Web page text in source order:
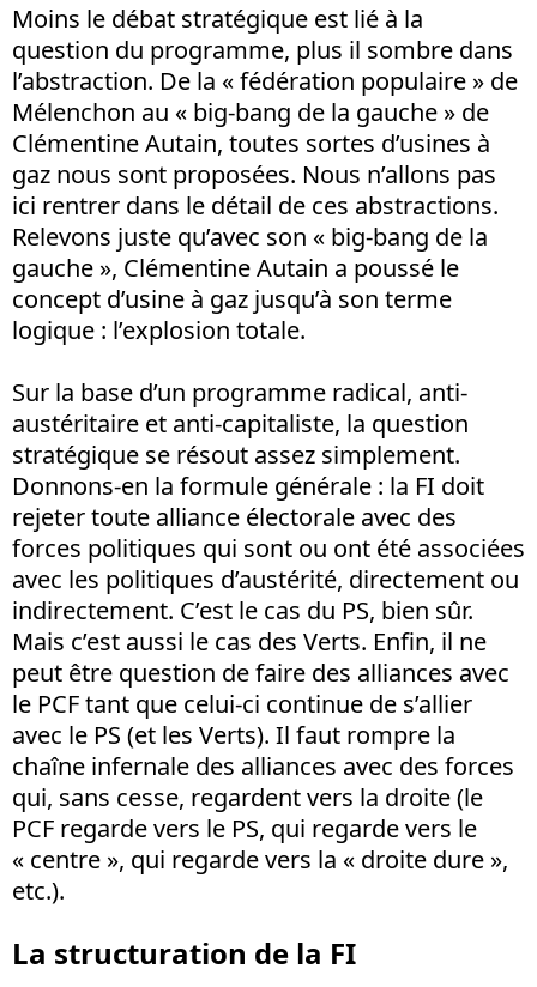
Moins le débat stratégique est lié à la
question du programme, plus il sombre dans
l’abstraction. De la « fédération populaire » de
Mélenchon au « big-bang de la gauche » de
Clémentine Autain, toutes sortes d’usines à
gaz nous sont proposées. Nous n’allons pas
ici rentrer dans le détail de ces abstractions.
Relevons juste qu’avec son « big-bang de la
gauche », Clémentine Autain a poussé le
concept d’usine à gaz jusqu’à son terme
logique : l’explosion totale.
Sur la base d’un programme radical, anti-
austéritaire et anti-capitaliste, la question
stratégique se résout assez simplement.
Donnons-en la formule générale : la FI doit
rejeter toute alliance électorale avec des
forces politiques qui sont ou ont été associées
avec les politiques d’austérité, directement ou
indirectement. C’est le cas du PS, bien sûr.
Mais c’est aussi le cas des Verts. Enfin, il ne
peut être question de faire des alliances avec
le PCF tant que celui-ci continue de s’allier
avec le PS (et les Verts). Il faut rompre la
chaîne infernale des alliances avec des forces
qui, sans cesse, regardent vers la droite (le
PCF regarde vers le PS, qui regarde vers le
« centre », qui regarde vers la « droite dure »,
etc.).
La structuration de la FI